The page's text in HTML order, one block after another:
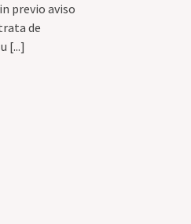
previo aviso
de
[...]